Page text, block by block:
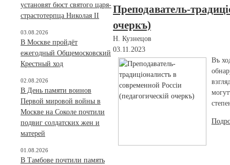
Преподаватель-
очеркъ)
Н. Кузнецов
03.11.2023
Въ
установят бюст святого царя-
страстотерпца Николая II
В Москве пройдёт
ежегодный Общемосковский
Крестный ход
03.08.2026
В День памяти воинов
Первой мировой войны в
Москве на Соколе почтили
подвиг солдатских жен и
матерей
02.08.2026
В Тамбове почтили память
01.08.2026